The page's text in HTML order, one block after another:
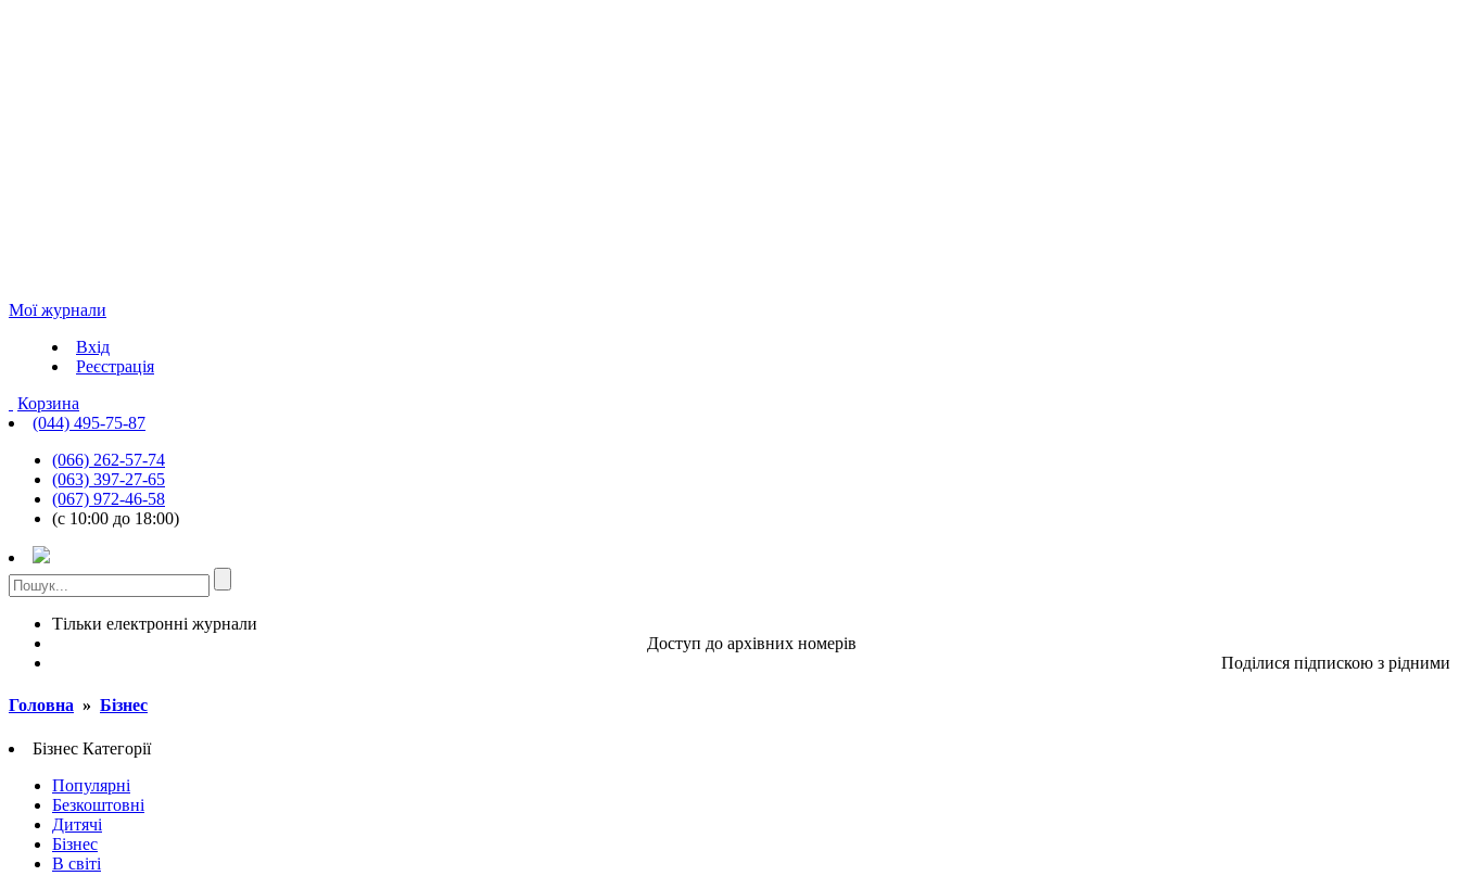
Мої журнали
Вхід
Реєстрація
Корзина
(044) 495-75-87
(066) 262-57-74
(063) 397-27-65
(067) 972-46-58
(с 10:00 до 18:00)
Тільки електронні журнали
Доступ до архівних номерів
Поділися підпискою з рідними
Головна » Бізнес
Бізнес Категорії
Популярні
Безкоштовні
Дитячі
Бізнес
В світі